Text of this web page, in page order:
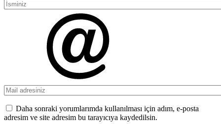
Daha sonraki yorumlarımda kullanılması için adım, e-posta
adresim ve site adresim bu tarayıcıya kaydedilsin.